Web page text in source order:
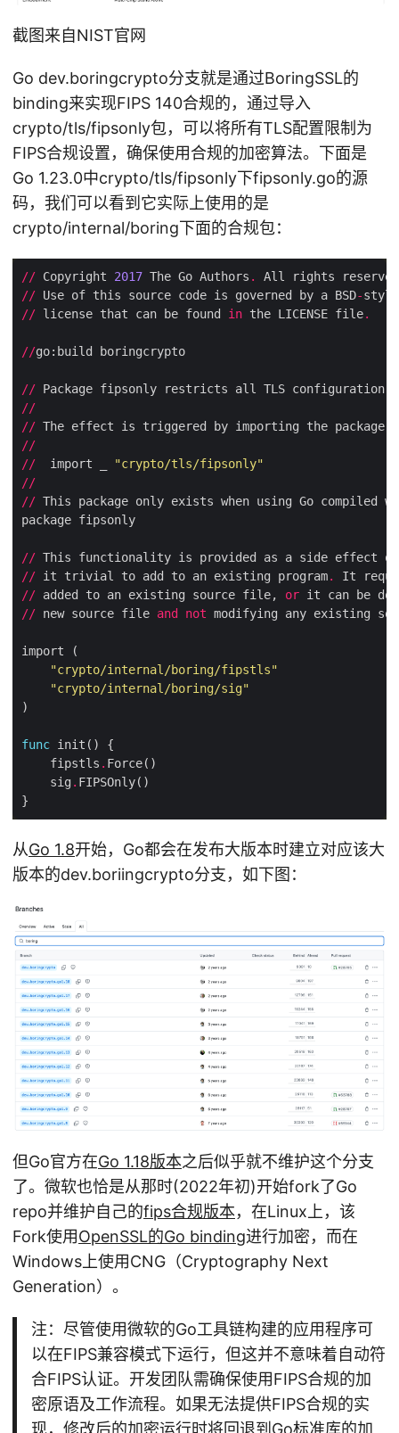
截图来自NIST官网
Go dev.boringcrypto分支就是通过BoringSSL的
binding来实现FIPS 140合规的，通过导入
crypto/tls/fipsonly包，可以将所有TLS配置限制为
FIPS合规设置，确保使用合规的加密算法。下面是
Go 1.23.0中crypto/tls/fipsonly下fipsonly.go的源
码，我们可以看到它实际上使用的是
crypto/internal/boring下面的合规包：
// Copyright 2017 The Go Authors .
All rights reserved
// Use of this source code is governed by a BSD-
// license that can be found in the LICENSE file.
//
// Package fipsonly restricts all TLS configuration
//
// The effect is triggered by importing the package
//
//
  import _
"crypto/tls/fipsonly"
//
// This package only exists when using Go compiled with
//
// it trivial to add to an existing program.
// added to an existing source file, or
// new source file and not modifying any existing
"crypto/internal/boring/fipstls"
"crypto/internal/boring/sig"
func
    fipstls
.
    sig
.
从Go 1.8开始，Go都会在发布大版本时建立对应该大
版本的dev.boriingcrypto分支，如下图：
但Go官方在Go 1.18版本之后似乎就不维护这个分支
了。微软也恰是从那时(2022年初)开始fork了Go
repo并维护自己的fips合规版本，在Linux上，该
Fork使用OpenSSL的Go binding进行加密，而在
Windows上使用CNG（Cryptography Next
Generation）。
注：尽管使用微软的Go工具链构建的应用程序可
以在FIPS兼容模式下运行，但这并不意味着自动符
合FIPS认证。开发团队需确保使用FIPS合规的加
密原语及工作流程。如果无法提供FIPS合规的实
现，修改后的加密运行时将回退到Go标准库的加